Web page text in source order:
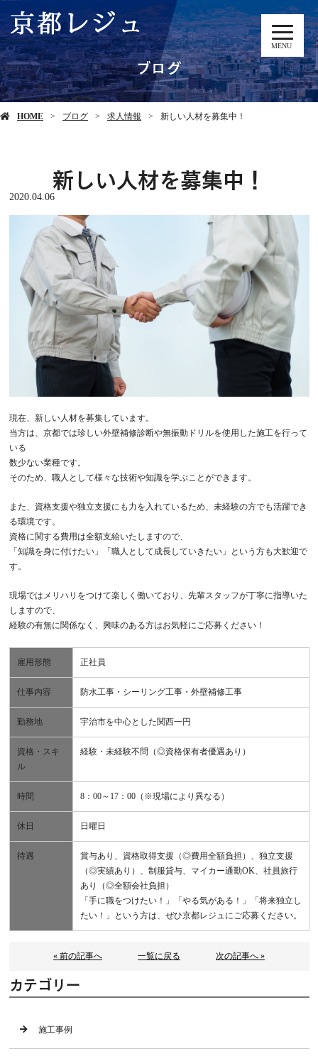
MENU
ブログ
HOME ブログ 求人情報 新しい人材を募集中！
新しい人材を募集中！
2020.04.06
現在、新しい人材を募集しています。
当方は、京都では珍しい外壁補修診断や無振動ドリルを使用した施工を行って
いる
数少ない業種です。
そのため、職人として様々な技術や知識を学ぶことができます。
また、資格支援や独立支援にも力を入れているため、未経験の方でも活躍でき
る環境です。
資格に関する費用は全額支給いたしますので、
「知識を身に付けたい」「職人として成長していきたい」という方も大歓迎で
す。
現場ではメリハリをつけて楽しく働いており、先輩スタッフが丁寧に指導いた
しますので、
経験の有無に関係なく、興味のある方はお気軽にご応募ください！
雇用形態 正社員
仕事内容 防水工事・シーリング工事・外壁補修工事
勤務地 宇治市を中心とした関西一円
資格・スキ
ル
経験・未経験不問（◎資格保有者優遇あり）
時間 8：00～17：00（※現場により異なる）
休日 日曜日
待遇
賞与あり、資格取得支援（◎費用全額負担）、独立支援
（◎実績あり）、制服貸与、マイカー通勤OK、社員旅行
あり（◎全額会社負担）
「手に職をつけたい！」「やる気がある！」「将来独立し
たい！」という方は、ぜひ京都レジュにご応募ください。
« 前の記事へ 一覧に戻る 次の記事へ »
カテゴリー
施工事例